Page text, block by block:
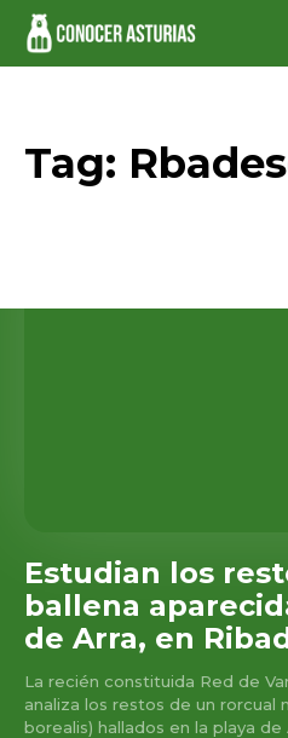
Tag:
Estudian los
ballena
de Arra, en
La recién constituida Red de
analiza los restos de un rorcual
borealis) hallados en la playa de